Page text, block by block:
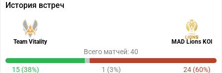
История встреч
Team Vitality MAD Lions KOI
Всего матчей: 40
15 (38%) 1 (3%) 24 (60%)